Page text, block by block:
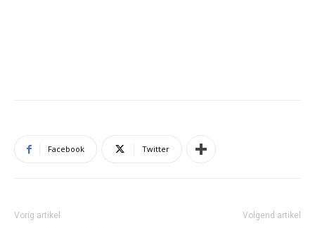
Facebook Twitter
Vorig artikel Volgend artikel